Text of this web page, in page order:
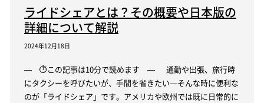
ライドシェアとは？その概要や日本版の
詳細について解説
2024年12月18日
— ⏱この記事は10分で読めます — 通勤や出張、旅行時
にタクシーを呼びたいが、手間を省きたい—そんな時に便利な
のが「ライドシェア」です。アメリカや欧州では既に日常的に